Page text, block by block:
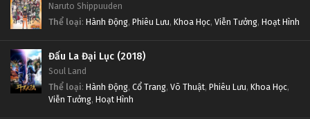
Naruto Shippuuden
Thể loại: Hành Động, Phiêu Lưu, Khoa Học, Viễn Tưởng, Hoạt Hình
Đấu La Đại Lục (2018)
Soul Land
Thể loại: Hành Động, Cổ Trang, Võ Thuật, Phiêu Lưu, Khoa Học,
Viễn Tưởng, Hoạt Hình